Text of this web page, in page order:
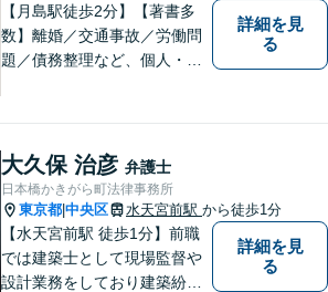
【月島駅徒歩2分】【著書多
数】離婚／交通事故／労働問
題／債務整理など、個人・法
「リーズナブルな費用で高品
質な法的サービス」を目指し
ます。
詳細を見
る
大久保 治彦 弁護士
日本橋かきがら町法律事務所
東京都 中央区 水天宮前駅 から徒歩1分
【水天宮前駅 徒歩1分】前職
では建築士として現場監督や
設計業務をしており建築紛争
詳細を見
る